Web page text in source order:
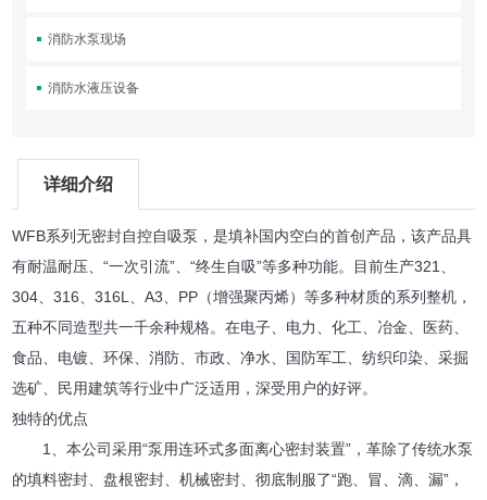
消防水泵现场
消防水液压设备
详细介绍
WFB系列无密封自控自吸泵，是填补国内空白的首创产品，该产品具
有耐温耐压、“一次引流”、“终生自吸”等多种功能。目前生产321、
304、316、316L、A3、PP（增强聚丙烯）等多种材质的系列整机，
五种不同造型共一千余种规格。在电子、电力、化工、冶金、医药、
食品、电镀、环保、消防、市政、净水、国防军工、纺织印染、采掘
选矿、民用建筑等行业中广泛适用，深受用户的好评。
独特的优点
1、本公司采用“泵用连环式多面离心密封装置”，革除了传统水泵
的填料密封、盘根密封、机械密封、彻底制服了“跑、冒、滴、漏”，